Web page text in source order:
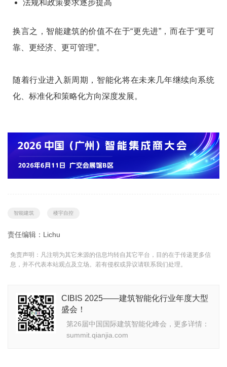
法规和政策要求逐步提高
换言之，智能建筑的价值不在于“更先进”，而在于“更可
靠、更经济、更可管理”。
随着行业进入新周期，智能化将在未来几年继续向系统
化、标准化和策略化方向深度发展。
智能建筑 楼宇自控
责任编辑：Lichu
免责声明：凡注明为其它来源的信息均转自其它平台，目的在于传递更多信
息，并不代表本站观点及立场。若有侵权或异议请联系我们处理。
CIBIS 2025——建筑智能化行业年度大型
盛会！
第26届中国国际建筑智能化峰会，更多详情：
summit.qianjia.com